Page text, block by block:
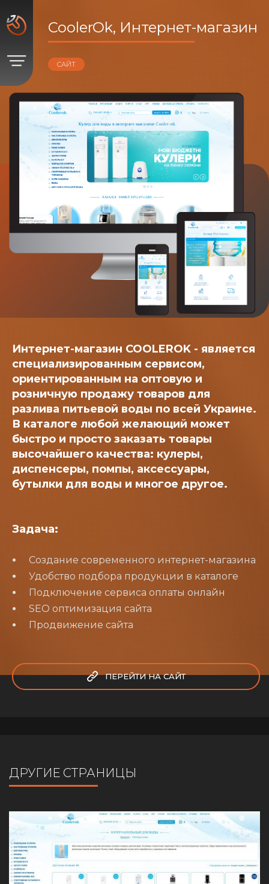
CoolerOk, Интернет-магазин
САЙТ
Интернет-магазин COOLEROK - является
специализированным сервисом,
ориентированным на оптовую и
розничную продажу товаров для
разлива питьевой воды по всей Украине.
В каталоге любой желающий может
быстро и просто заказать товары
высочайшего качества: кулеры,
диспенсеры, помпы, аксессуары,
бутылки для воды и многое другое.
Задача:
Создание современного интернет-магазина
Удобство подбора продукции в каталоге
Подключение сервиса оплаты онлайн
SEO оптимизация сайта
Продвижение сайта
ПЕРЕЙТИ НА САЙТ
ДРУГИЕ СТРАНИЦЫ